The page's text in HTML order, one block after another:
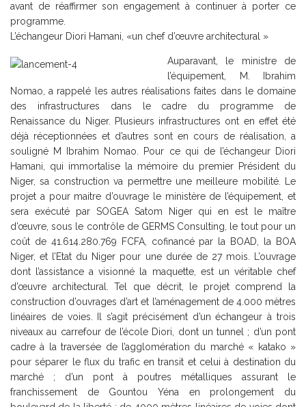
avant de réaffirmer son engagement à continuer à porter ce
programme.
L’échangeur Diori Hamani, «un chef d’œuvre architectural »
Auparavant, le ministre de
l’équipement, M. Ibrahim
Nomao, a rappelé les autres réalisations faites dans le domaine
des infrastructures dans le cadre du programme de
Renaissance du Niger. Plusieurs infrastructures ont en effet été
déjà réceptionnées et d’autres sont en cours de réalisation, a
souligné M Ibrahim Nomao. Pour ce qui de l’échangeur Diori
Hamani, qui immortalise la mémoire du premier Président du
Niger, sa construction va permettre une meilleure mobilité. Le
projet a pour maitre d’ouvrage le ministère de l’équipement, et
sera exécuté par SOGEA Satom Niger qui en est le maître
d’œuvre, sous le contrôle de GERMS Consulting, le tout pour un
coût de 41.614.280.769 FCFA, cofinancé par la BOAD, la BOA
Niger, et l’Etat du Niger pour une durée de 27 mois. L’ouvrage
dont l’assistance a visionné la maquette, est un véritable chef
d’œuvre architectural. Tel que décrit, le projet comprend la
construction d’ouvrages d’art et l’aménagement de 4.000 mètres
linéaires de voies. Il s’agit précisément d’un échangeur à trois
niveaux au carrefour de l’école Diori, dont un tunnel ; d’un pont
cadre à la traversée de l’agglomération du marché « katako »
pour séparer le flux du trafic en transit et celui à destination du
marché ; d’un pont à poutres métalliques assurant le
franchissement de Gountou Yéna en prolongement du